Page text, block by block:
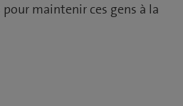
maintenir ces gens à la